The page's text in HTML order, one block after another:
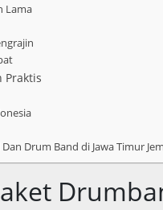
Lama
Praktis
Drum Band di Jawa Timur